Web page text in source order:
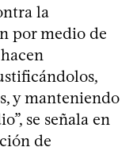
la
por medio de
y manteniendo
se señala en
de